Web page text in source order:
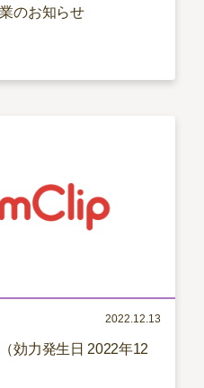
のお知らせ
2022.12.13
効力発生日 2022年12